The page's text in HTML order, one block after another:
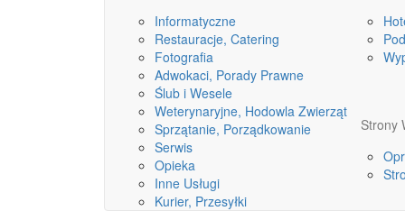
Informatyczne
Restauracje, Catering
Fotografia
Adwokaci, Porady Prawne
Ślub i Wesele
Weterynaryjne, Hodowla Zwierząt
Sprzątanie, Porządkowanie
Serwis
Opieka
Inne Usługi
Kurier, Przesyłki
Strony